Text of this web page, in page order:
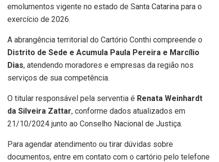
emolumentos vigente no estado de Santa Catarina para o
exercício de 2026.
A abrangência territorial do Cartório Conthi compreende o
Distrito de Sede e Acumula Paula Pereira e Marcílio
Dias, atendendo moradores e empresas da região nos
serviços de sua competência.
O titular responsável pela serventia é Renata Weinhardt
da Silveira Zattar, conforme dados atualizados em
21/10/2024 junto ao Conselho Nacional de Justiça.
Para agendar atendimento ou tirar dúvidas sobre
documentos, entre em contato com o cartório pelo telefone